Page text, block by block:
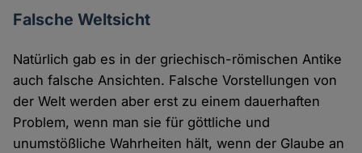
Falsche Weltsicht
Natürlich gab es in der griechisch-römischen Antike
auch falsche Ansichten. Falsche Vorstellungen von
der Welt werden aber erst zu einem dauerhaften
Problem, wenn man sie für göttliche und
unumstößliche Wahrheiten hält, wenn der Glaube an